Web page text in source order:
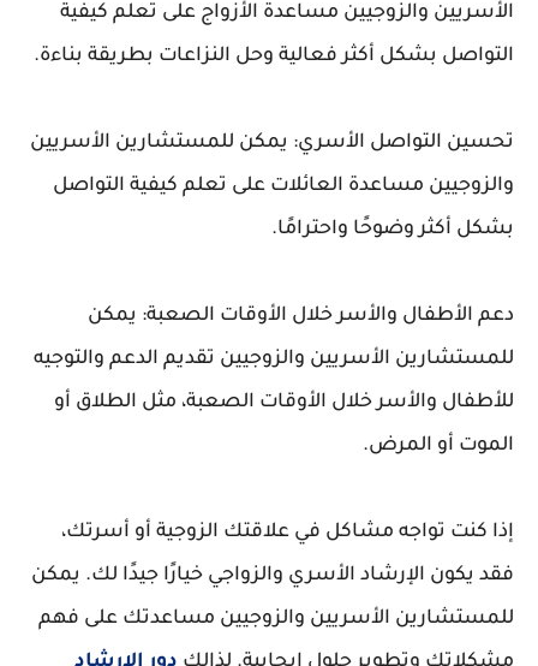
الأسريين والزوجيين مساعدة الأزواج على تعلم كيفية
التواصل بشكل أكثر فعالية وحل النزاعات بطريقة بناءة.
تحسين التواصل الأسري: يمكن للمستشارين الأسريين
والزوجيين مساعدة العائلات على تعلم كيفية التواصل
بشكل أكثر وضوحًا واحترامًا.
دعم الأطفال والأسر خلال الأوقات الصعبة: يمكن
للمستشارين الأسريين والزوجيين تقديم الدعم والتوجيه
للأطفال والأسر خلال الأوقات الصعبة، مثل الطلاق أو
الموت أو المرض.
إذا كنت تواجه مشاكل في علاقتك الزوجية أو أسرتك،
فقد يكون الإرشاد الأسري والزواجي خيارًا جيدًا لك. يمكن
للمستشارين الأسريين والزوجيين مساعدتك على فهم